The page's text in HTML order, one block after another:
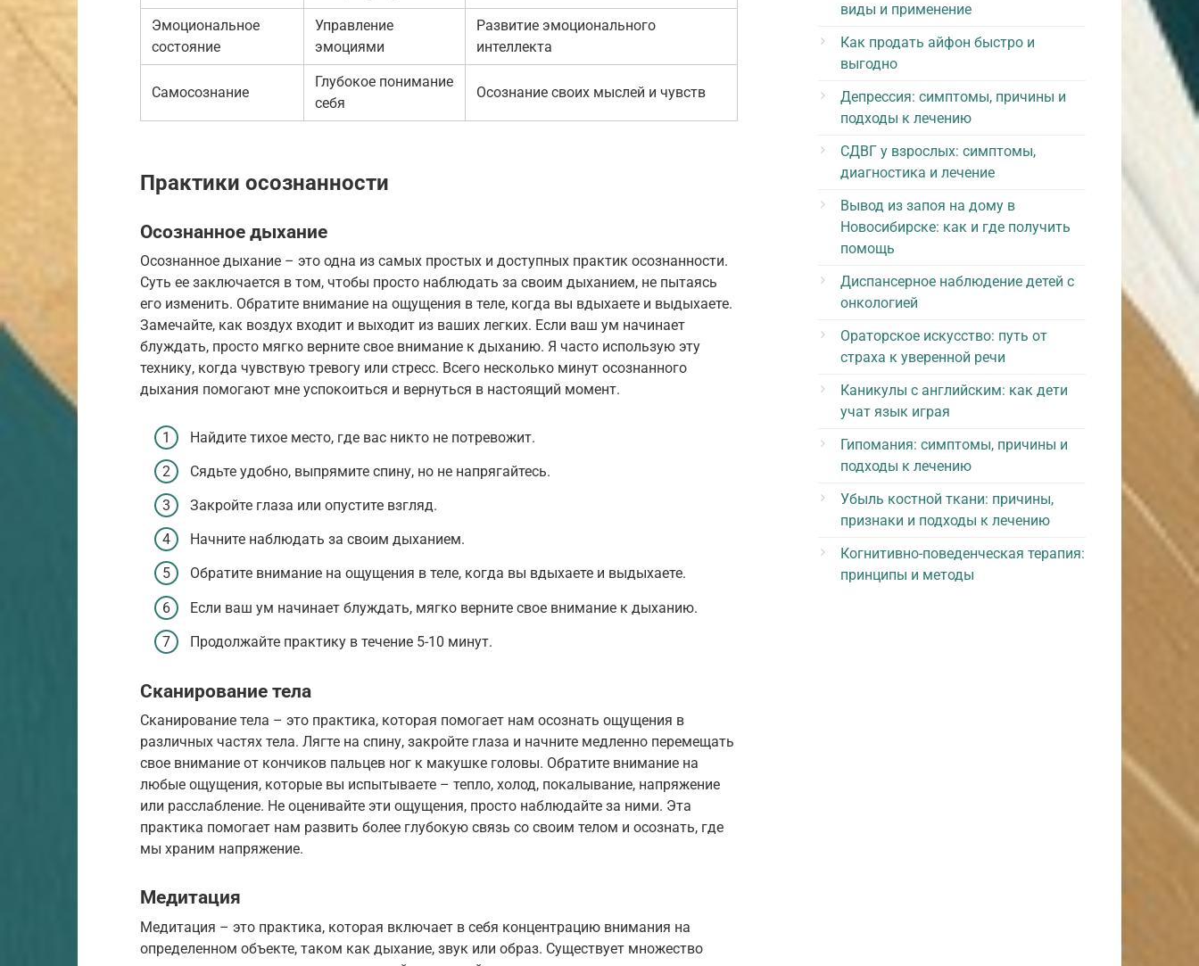
Эмоциональное
состояние
Управление
эмоциями
Развитие эмоционального
интеллекта
Самосознание
Глубокое понимание
себя
Осознание своих мыслей и чувств
Практики осознанности
Осознанное дыхание
Осознанное дыхание – это одна из самых простых и доступных практик осознанности.
Суть ее заключается в том, чтобы просто наблюдать за своим дыханием, не пытаясь
его изменить. Обратите внимание на ощущения в теле, когда вы вдыхаете и выдыхаете.
Замечайте, как воздух входит и выходит из ваших легких. Если ваш ум начинает
блуждать, просто мягко верните свое внимание к дыханию. Я часто использую эту
технику, когда чувствую тревогу или стресс. Всего несколько минут осознанного
дыхания помогают мне успокоиться и вернуться в настоящий момент.
Найдите тихое место, где вас никто не потревожит.
Сядьте удобно, выпрямите спину, но не напрягайтесь.
Закройте глаза или опустите взгляд.
Начните наблюдать за своим дыханием.
Обратите внимание на ощущения в теле, когда вы вдыхаете и выдыхаете.
Если ваш ум начинает блуждать, мягко верните свое внимание к дыханию.
Продолжайте практику в течение 5-10 минут.
Сканирование тела
Сканирование тела – это практика, которая помогает нам осознать ощущения в
различных частях тела. Лягте на спину, закройте глаза и начните медленно перемещать
свое внимание от кончиков пальцев ног к макушке головы. Обратите внимание на
любые ощущения, которые вы испытываете – тепло, холод, покалывание, напряжение
или расслабление. Не оценивайте эти ощущения, просто наблюдайте за ними. Эта
практика помогает нам развить более глубокую связь со своим телом и осознать, где
мы храним напряжение.
Медитация
Медитация – это практика, которая включает в себя концентрацию внимания на
определенном объекте, таком как дыхание, звук или образ. Существует множество
виды и применение
Как продать айфон быстро и
выгодно
Депрессия: симптомы, причины и
подходы к лечению
СДВГ у взрослых: симптомы,
диагностика и лечение
Вывод из запоя на дому в
Новосибирске: как и где получить
помощь
Диспансерное наблюдение детей с
онкологией
Ораторское искусство: путь от
страха к уверенной речи
Каникулы с английским: как дети
учат язык играя
Гипомания: симптомы, причины и
подходы к лечению
Убыль костной ткани: причины,
признаки и подходы к лечению
Когнитивно-поведенческая терапия:
принципы и методы